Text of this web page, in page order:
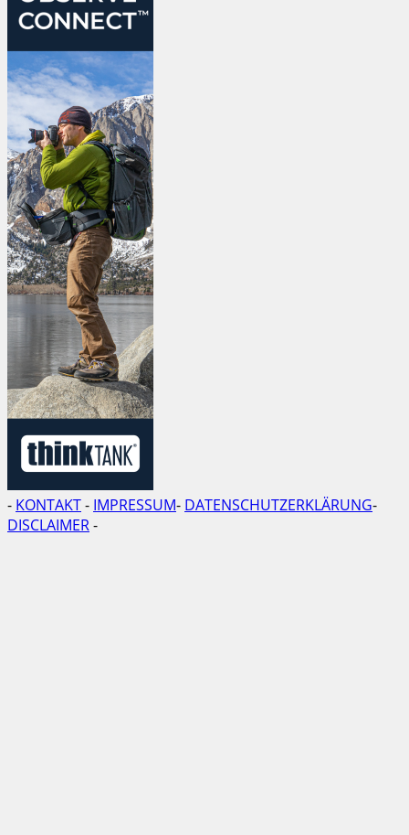
- KONTAKT- IMPRESSUM- DATENSCHUTZERKLÄRUNG-
DISCLAIMER-